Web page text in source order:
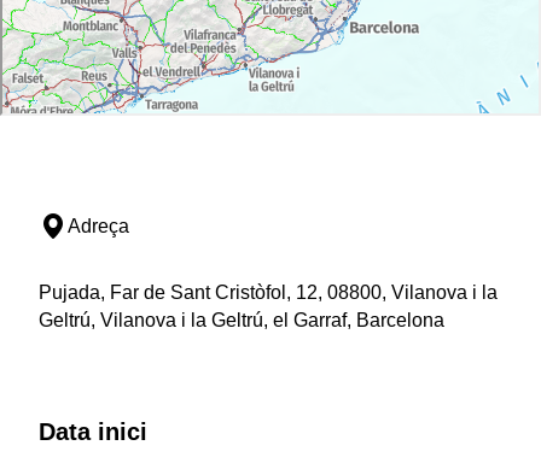
Adreça
Pujada, Far de Sant Cristòfol, 12, 08800, Vilanova i la
Geltrú, Vilanova i la Geltrú, el Garraf, Barcelona
Data inici